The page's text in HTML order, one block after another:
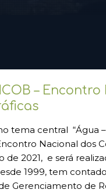
–
tema central “Água
Nacional dos
de 2021, e será
1999, tem
Gerenciamento de